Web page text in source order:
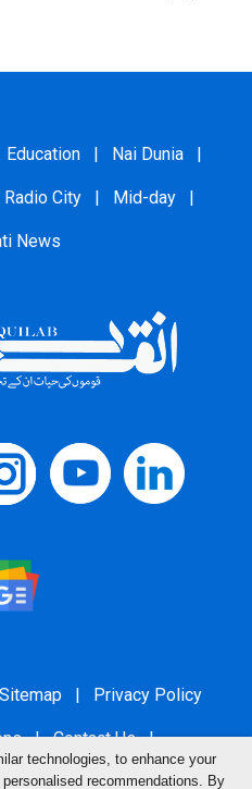
Education | Nai Dunia |
Radio City | Mid-day |
News
Sitemap | Privacy Policy
| Contact Us |
Redressal
technologies, to enhance your
recommendations. By